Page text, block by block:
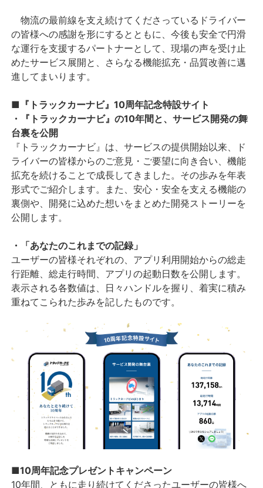
物流の最前線を支え続けてくださっているドライバー
の皆様への感謝を形にするとともに、今後も安全で円滑
な運行を支援するパートナーとして、現場の声を受け止
めたサービス展開と、さらなる機能拡充・品質改善に邁
進してまいります。
■『トラックカーナビ』10周年記念特設サイト
・『トラックカーナビ』の10年間と、サービス開発の舞
台裏を公開
『トラックカーナビ』は、サービスの提供開始以来、ド
ライバーの皆様からのご意見・ご要望に向き合い、機能
拡充を続けることで成長してきました。その歩みを年表
形式でご紹介します。また、安心・安全を支える機能の
裏側や、開発に込めた想いをまとめた開発ストーリーを
公開します。
・「あなたのこれまでの記録」
ユーザーの皆様それぞれの、アプリ利用開始からの総走
行距離、総走行時間、アプリの起動日数を公開します。
表示される各数値は、日々ハンドルを握り、着実に積み
重ねてこられた歩みを記したものです。
■10周年記念プレゼントキャンペーン
10年間、ともに走り続けてくださったユーザーの皆様へ